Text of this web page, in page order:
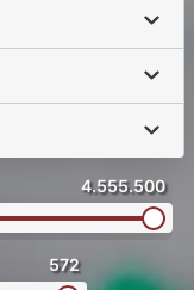
4.555.500
572